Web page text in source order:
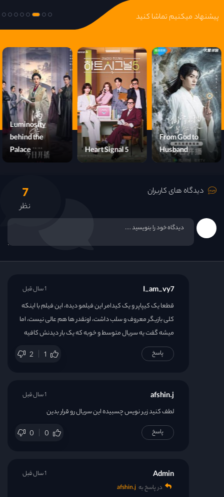
پیشنهاد میکنیم تماشا کنید
From God to
Husband
Heart Signal 5
Luminosity
behind the
Palace
دیدگاه های کاربران 7
نظر
I_am_vy7
قطعا یک کیپاپر و یک کیدامر این فیلمو دیده، این فیلم با اینکه
کلی بازیگر معروف و سلب داشت، اونقدر ها هم عالی نیست، اما
میشه گفت یه سریال متوسط و خوبه که یک بار دیدنش کافیه
2 1
1 سال قبل
پاسخ
afshin.j
لطف کنید زیر نویس چسبیده این سریال رو قرار بدین
0 0
1 سال قبل
پاسخ
Admin
در پاسخ به afshin.j
1 سال قبل